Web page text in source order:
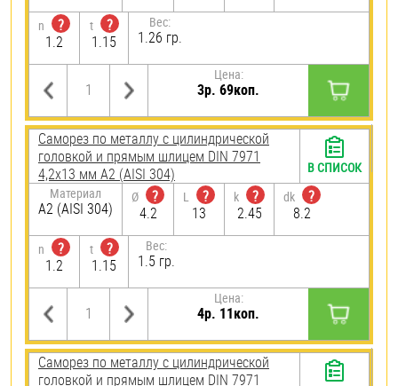
n
?
1.2
t
?
1.15
Вес:
1.26 гр.
Цена:
3р. 69коп.
Саморез по металлу с цилиндрической
головкой и прямым шлицем DIN 7971
4,2х13 мм А2 (AISI 304)
Материал
А2 (AISI 304)
Ø
?
4.2
L
?
13
k
?
2.45
dk
?
8.2
n
?
1.2
t
?
1.15
Вес:
1.5 гр.
Цена:
4р. 11коп.
В СПИСОК
Саморез по металлу с цилиндрической
головкой и прямым шлицем DIN 7971